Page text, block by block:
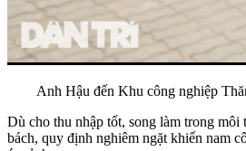
Anh Hậu đến Khu công nghiệp
Dù cho thu nhập tốt, song làm trong
bách, quy định nghiêm ngặt khiến nam